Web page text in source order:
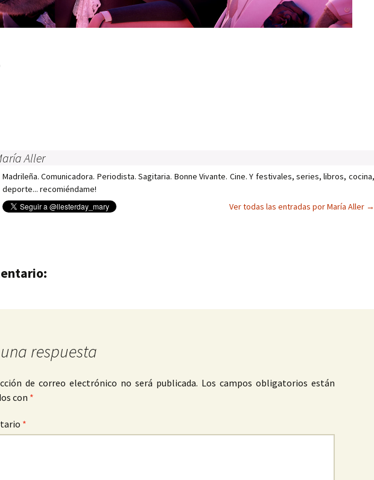
Aller
Madrileña. Comunicadora. Periodista. Sagitaria. Bonne Vivante. Cine. Y festivales, series, libros, cocina,
deporte... recomiéndame!
Ver todas las entradas por María Aller →
de entradas
respuesta
de correo electrónico no será publicada. Los campos obligatorios están
con *
*